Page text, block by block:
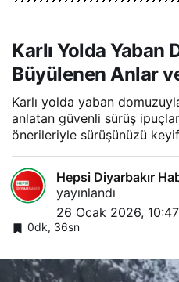
Karlı Yolda Yaban
Büyülenen Anlar
Karlı yolda yaban
anlatan güvenli sürüş
önerileriyle sürüşünüzü
Hepsi Diyarbakır
yayınlandı
26 Ocak 2026, 10:47
0dk, 36sn